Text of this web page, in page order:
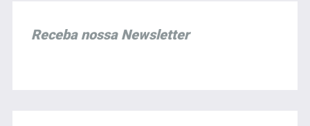
Receba nossa Newsletter